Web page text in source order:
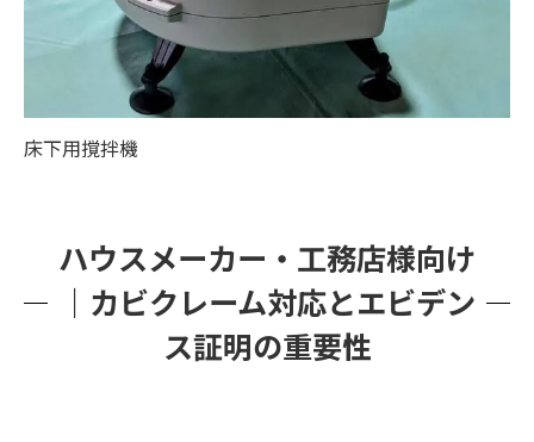
床下用撹拌機
ハウスメーカー・工務店様向け
｜カビクレーム対応とエビデン
ス証明の重要性